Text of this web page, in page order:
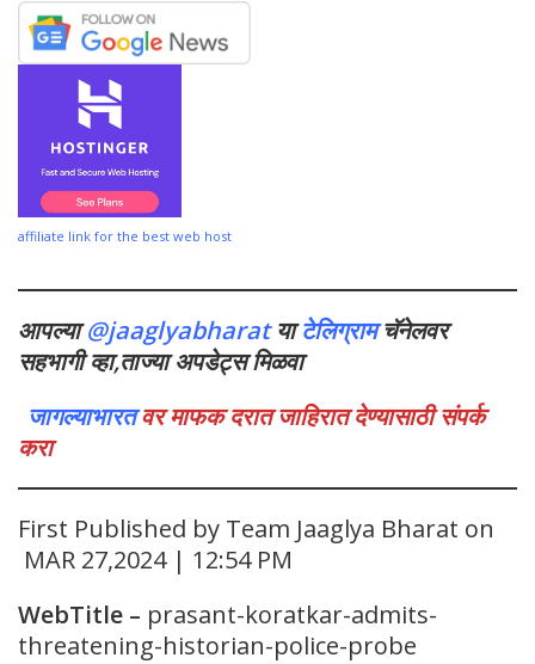
affiliate link for the best web host
आपल्या@jaaglyabharatयाटेलिग्रामचॅनेलवर
सहभागी व्हा,ताज्या अपडेट्स मिळवा
जागल्याभारतवर माफक दरात जाहिरात देण्यासाठी संपर्क
करा
First Published by Team Jaaglya Bharat on
MAR 27,2024 | 12:54 PM
WebTitle – prasant-koratkar-admits-
threatening-historian-police-probe